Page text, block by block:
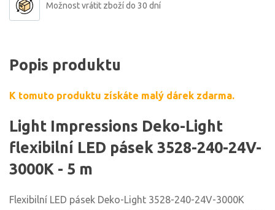
Možnost vrátit zboží do 30 dní
Popis produktu
K tomuto produktu získáte malý dárek zdarma.
Light Impressions Deko-Light
flexibilní LED pásek 3528-240-24V-
3000K - 5 m
Flexibilní LED pásek Deko-Light 3528-240-24V-3000K